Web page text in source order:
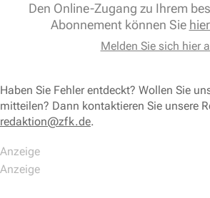
Den Online-Zugang zu Ihrem
Abonnement können Sie
Melden Sie sich hier
Haben Sie Fehler entdeckt? Wollen Sie
mitteilen? Dann kontaktieren Sie unsere
redaktion@zfk.de.